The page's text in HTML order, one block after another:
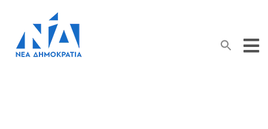
Search
for:
Search Button